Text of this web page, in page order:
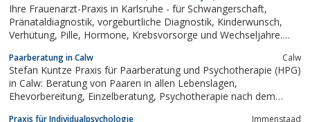
Ihre Frauenarzt-Praxis in Karlsruhe - für Schwangerschaft,
Pränataldiagnostik, vorgeburtliche Diagnostik, Kinderwunsch,
Verhütung, Pille, Hormone, Krebsvorsorge und Wechseljahre.
Weinbrennerstraße!Ihre Frauenarzt-Praxis in Karlsruhe - für
Schwangerschaft,...
Paarberatung in Calw Calw
Stefan Kuntze Praxis für Paarberatung und Psychotherapie (HPG)
in Calw: Beratung von Paaren in allen Lebenslagen,
Ehevorbereitung, Einzelberatung, Psychotherapie nach dem
Praxis für Individualpsychologie Immenstaad